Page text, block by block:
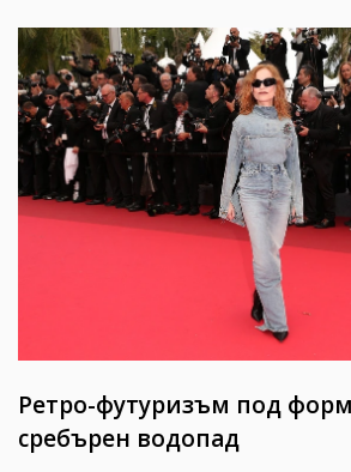
Ретро-футуризъм под
сребърен водопад